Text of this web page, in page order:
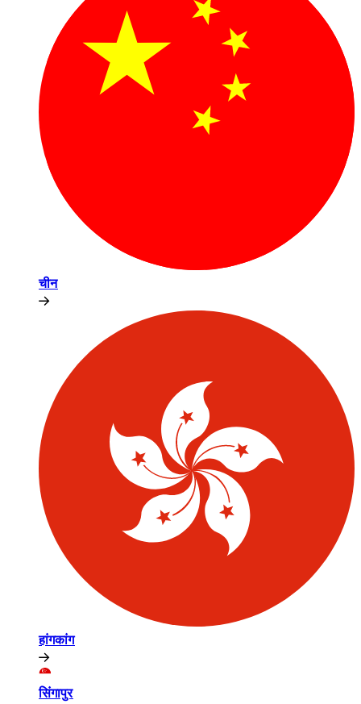
चीन​​
हांगकांग​​
सिंगापुर​​